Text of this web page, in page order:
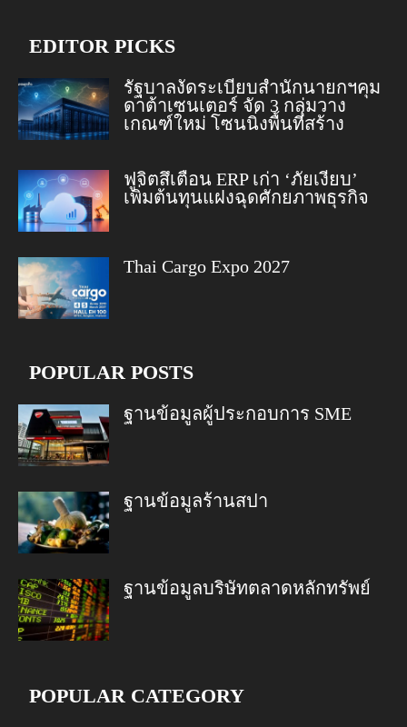
EDITOR PICKS
รัฐบาลงัดระเบียบสำนักนายกฯคุม
ดาต้าเซนเตอร์ จัด 3 กลุ่มวาง
เกณฑ์ใหม่ โซนนิ่งพื้นที่สร้าง
ฟูจิตสึเตือน ERP เก่า ‘ภัยเงียบ’
เพิ่มต้นทุนแฝงฉุดศักยภาพธุรกิจ
Thai Cargo Expo 2027
POPULAR POSTS
ฐานข้อมูลผู้ประกอบการ SME
ฐานข้อมูลร้านสปา
ฐานข้อมูลบริษัทตลาดหลักทรัพย์
POPULAR CATEGORY